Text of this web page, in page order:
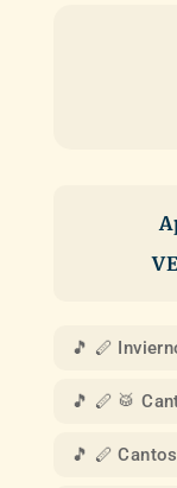
🎵 🪈
🎵 🪈 🥁
🎵 🪈